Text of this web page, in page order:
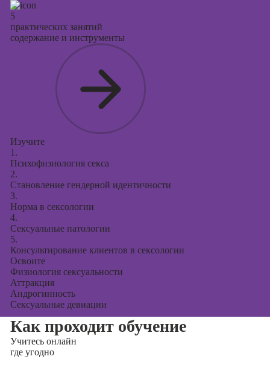
5
практических занятий
содержание и инструменты
Изучите
1.
Психофизиология секса
2.
Становление гендерной идентичности
3.
Норма в сексологии
4.
Сексуальные патологии
5.
Консультирование клиентов в сексологии
Освоите
Физиология сексуальности
Аттракция
Андрогинность
Сексуальные девиации
Как проходит обучение
Учитесь онлайн
где угодно